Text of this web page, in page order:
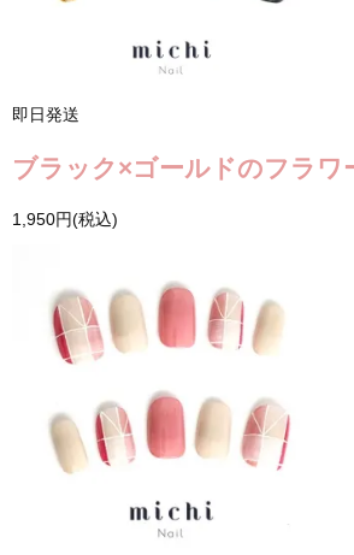
即日発送
ブラック×ゴールドのフラワ
1,950円(税込)